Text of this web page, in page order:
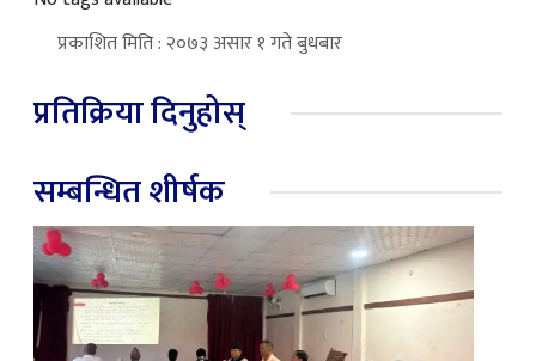
प्रकाशित मिति : २०७३ असार १ गते बुधबार
प्रतिक्रिया दिनुहोस्
सम्बन्धित शीर्षक